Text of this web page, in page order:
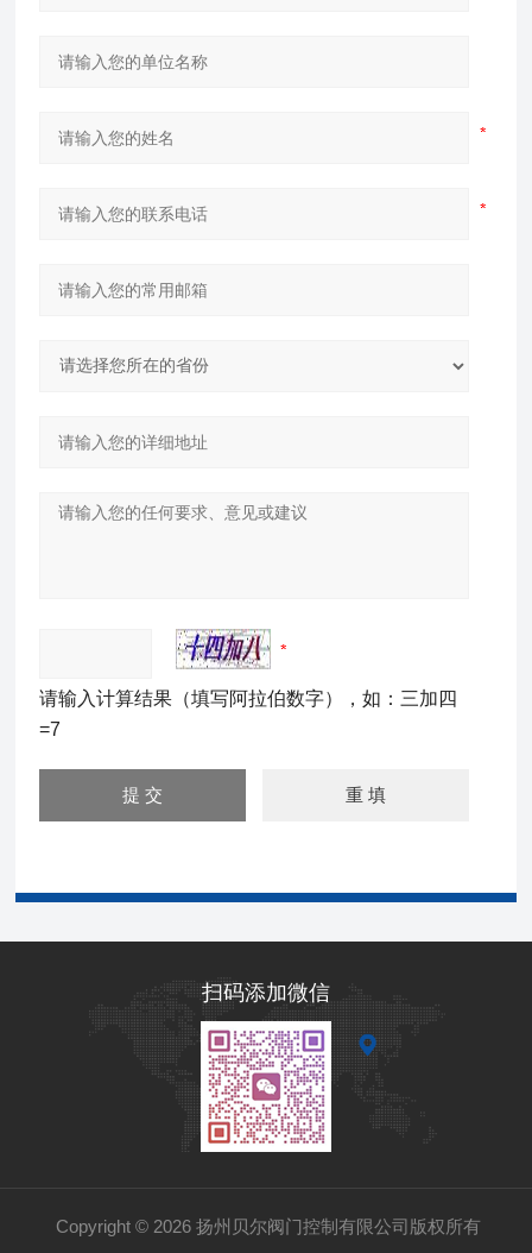
请输入计算结果（填写阿拉伯数字），如：三加四
=7
扫码添加微信
Copyright © 2026 扬州贝尔阀门控制有限公司版权所有